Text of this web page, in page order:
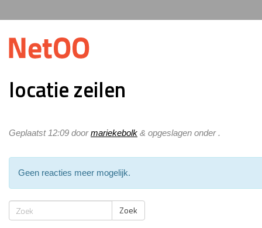
locatie zeilen
Geplaatst 12:09 doormariekebolk & opgeslagen onder .
Geen reacties meer mogelijk.
Zoek